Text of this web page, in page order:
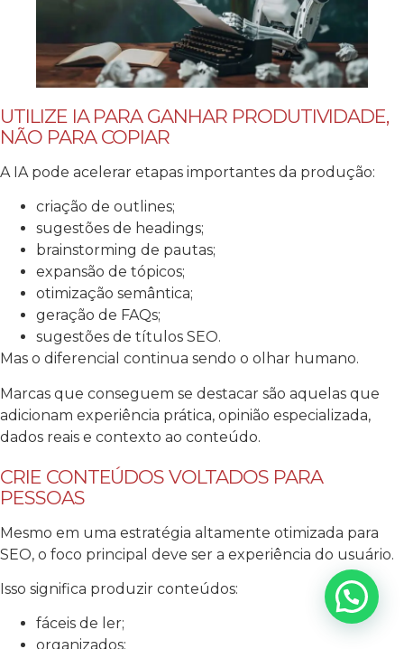
UTILIZE IA PARA GANHAR PRODUTIVIDADE,
NÃO PARA COPIAR
A IA pode acelerar etapas importantes da produção:
criação de outlines;
sugestões de headings;
brainstorming de pautas;
expansão de tópicos;
otimização semântica;
geração de FAQs;
sugestões de títulos SEO.
Mas o diferencial continua sendo o olhar humano.
Marcas que conseguem se destacar são aquelas que
adicionam experiência prática, opinião especializada,
dados reais e contexto ao conteúdo.
CRIE CONTEÚDOS VOLTADOS PARA
PESSOAS
Mesmo em uma estratégia altamente otimizada para
SEO, o foco principal deve ser a experiência do usuário.
Isso significa produzir conteúdos:
fáceis de ler;
organizados;